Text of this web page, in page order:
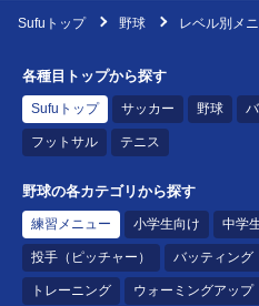
Sufuトップ 野球 レベル別メ
各種目トップから探す
Sufuトップ サッカー 野球
フットサル テニス
野球の各カテゴリから探す
練習メニュー 小学生向け 中学
投手（ピッチャー） バッティング
トレーニング ウォーミングアップ